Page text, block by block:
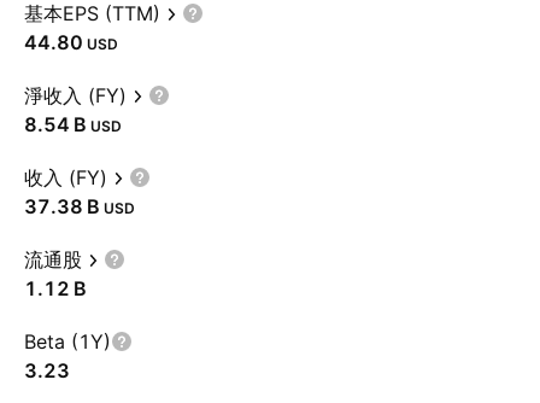
基本EPS (TTM)
44.80 USD
淨收入 (FY)
‪8.54 B‬ USD
收入 (FY)
‪37.38 B‬ USD
流通股
‪1.12 B‬
Beta (1Y)
3.23